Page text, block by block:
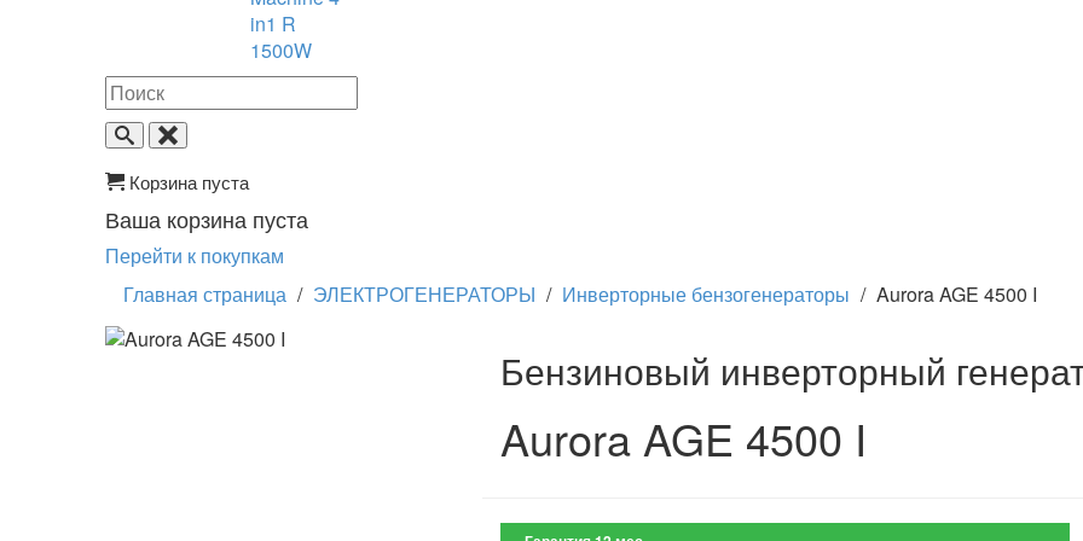
in1 R
1500W
Корзина пуста
Ваша корзина пуста
Перейти к покупкам
Главная страница / ЭЛЕКТРОГЕНЕРАТОРЫ / Инверторные бензогенераторы / Aurora AGE 4500 I
Бензиновый инверторный
Aurora AGE 4500 I